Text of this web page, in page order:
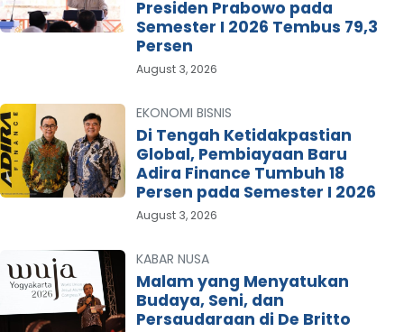
Presiden Prabowo pada
Semester I 2026 Tembus 79,3
Persen
August 3, 2026
EKONOMI BISNIS
Di Tengah Ketidakpastian
Global, Pembiayaan Baru
Adira Finance Tumbuh 18
Persen pada Semester I 2026
August 3, 2026
KABAR NUSA
Malam yang Menyatukan
Budaya, Seni, dan
Persaudaraan di De Britto